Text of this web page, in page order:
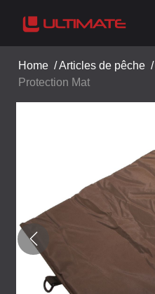
Home /Articles de pêche /
Protection Mat